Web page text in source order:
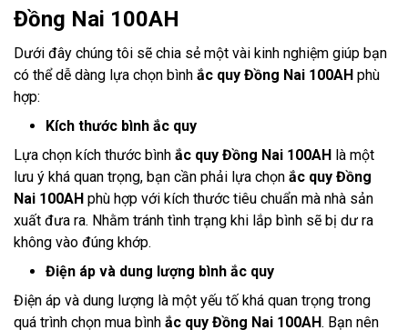
Đồng Nai 100AH
Dưới đây chúng tôi sẽ chia sẻ một vài kinh nghiệm giúp bạn
có thể dễ dàng lựa chọn bình ắc quy Đồng Nai 100AH phù
hợp:
Kích thước bình ắc quy
Lựa chọn kích thước bình ắc quy Đồng Nai 100AH là một
lưu ý khá quan trọng, bạn cần phải lựa chọn ắc quy Đồng
Nai 100AH phù hợp với kích thước tiêu chuẩn mà nhà sản
xuất đưa ra. Nhằm tránh tình trạng khi lắp bình sẽ bị dư ra
không vào đúng khớp.
Điện áp và dung lượng bình ắc quy
Điện áp và dung lượng là một yếu tố khá quan trọng trong
quá trình chọn mua bình ắc quy Đồng Nai 100AH. Bạn nên